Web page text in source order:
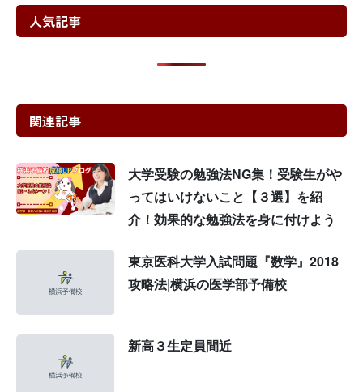
人気記事
関連記事
大学受験の勉強法NG集！受験生がや
ってはいけないこと【３選】を紹
介！効果的な勉強法を身に付けよう
東京医科大学入試問題『数学』2018
攻略法|横浜の医学部予備校
新高３生定員間近